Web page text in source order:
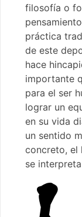
filosofía o
práctica
de este
hace
importante
para el ser
lograr un
en su vida
un sentido
concreto, el
se
constante
a
extremidades,
por la cual,
varios
práctica,
romper
madera o